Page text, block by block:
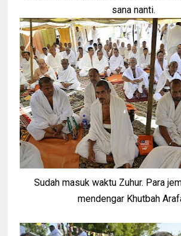
sana nanti.
Sudah masuk waktu Zuhur. Para
mendengar Khutbah